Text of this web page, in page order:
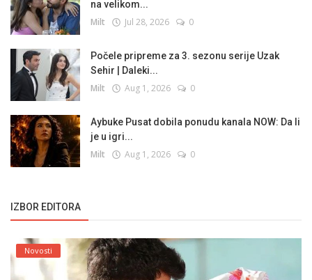
na velikom...
Milt Jul 28, 2026 0
Počele pripreme za 3. sezonu serije Uzak
Sehir | Daleki...
Milt Aug 1, 2026 0
Aybuke Pusat dobila ponudu kanala NOW: Da li
je u igri...
Milt Aug 1, 2026 0
IZBOR EDITORA
Novosti